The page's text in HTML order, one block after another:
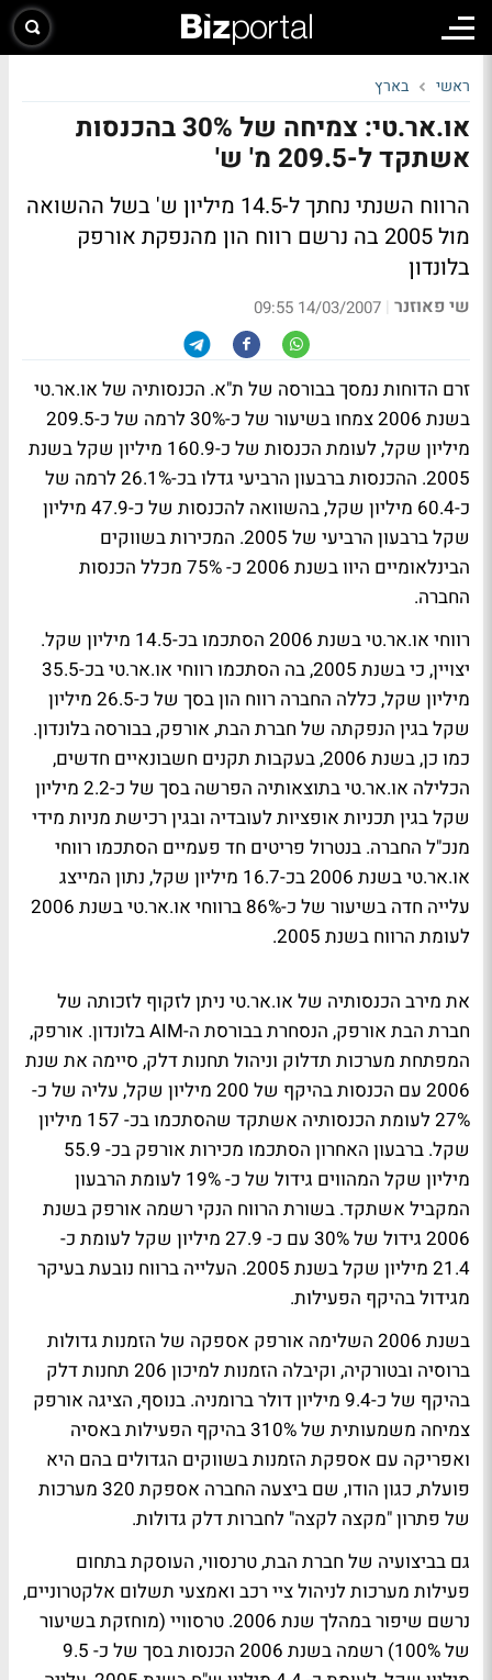
ראשי בארץ
או.אר.טי: צמיחה של 30% בהכנסות
אשתקד ל-209.5 מ' ש'
הרווח השנתי נחתך ל-14.5 מיליון ש' בשל ההשואה
מול 2005 בה נרשם רווח הון מהנפקת אורפק
בלונדון
שי פאוזנר |
14/03/2007 09:55
זרם הדוחות נמסך בבורסה של ת"א. הכנסותיה של או.אר.טי
בשנת 2006 צמחו בשיעור של כ-30% לרמה של כ-209.5
מיליון שקל, לעומת הכנסות של כ-160.9 מיליון שקל בשנת
2005. ההכנסות ברבעון הרביעי גדלו בכ-26.1% לרמה של
כ-60.4 מיליון שקל, בהשוואה להכנסות של כ-47.9 מיליון
שקל ברבעון הרביעי של 2005. המכירות בשווקים
הבינלאומיים היוו בשנת 2006 כ- 75% מכלל הכנסות
החברה.
רווחי או.אר.טי בשנת 2006 הסתכמו בכ-14.5 מיליון שקל.
יצויין, כי בשנת 2005, בה הסתכמו רווחי או.אר.טי בכ-35.5
מיליון שקל, כללה החברה רווח הון בסך של כ-26.5 מיליון
שקל בגין הנפקתה של חברת הבת, אורפק, בבורסה בלונדון.
כמו כן, בשנת 2006, בעקבות תקנים חשבונאיים חדשים,
הכלילה או.אר.טי בתוצאותיה הפרשה בסך של כ-2.2 מיליון
שקל בגין תכניות אופציות לעובדיה ובגין רכישת מניות מידי
מנכ"ל החברה. בנטרול פריטים חד פעמיים הסתכמו רווחי
או.אר.טי בשנת 2006 בכ-16.7 מיליון שקל, נתון המייצג
עלייה חדה בשיעור של כ-86% ברווחי או.אר.טי בשנת 2006
לעומת הרווח בשנת 2005.
את מירב הכנסותיה של או.אר.טי ניתן לזקוף לזכותה של
חברת הבת אורפק, הנסחרת בבורסת ה-AIM בלונדון. אורפק,
המפתחת מערכות תדלוק וניהול תחנות דלק, סיימה את שנת
2006 עם הכנסות בהיקף של 200 מיליון שקל, עליה של כ-
27% לעומת הכנסותיה אשתקד שהסתכמו בכ- 157 מיליון
שקל. ברבעון האחרון הסתכמו מכירות אורפק בכ- 55.9
מיליון שקל המהווים גידול של כ- 19% לעומת הרבעון
המקביל אשתקד. בשורת הרווח הנקי רשמה אורפק בשנת
2006 גידול של 30% עם כ- 27.9 מיליון שקל לעומת כ-
21.4 מיליון שקל בשנת 2005. העלייה ברווח נובעת בעיקר
מגידול בהיקף הפעילות.
בשנת 2006 השלימה אורפק אספקה של הזמנות גדולות
ברוסיה ובטורקיה, וקיבלה הזמנות למיכון 206 תחנות דלק
בהיקף של כ-9.4 מיליון דולר ברומניה. בנוסף, הציגה אורפק
צמיחה משמעותית של 310% בהיקף הפעילות באסיה
ואפריקה עם אספקת הזמנות בשווקים הגדולים בהם היא
פועלת, כגון הודו, שם ביצעה החברה אספקת 320 מערכות
של פתרון "מקצה לקצה" לחברות דלק גדולות.
גם בביצועיה של חברת הבת, טרנסווי, העוסקת בתחום
פעילות מערכות לניהול ציי רכב ואמצעי תשלום אלקטרוניים,
נרשם שיפור במהלך שנת 2006. טרסוויי (מוחזקת בשיעור
של 100%) רשמה בשנת 2006 הכנסות בסך של כ- 9.5